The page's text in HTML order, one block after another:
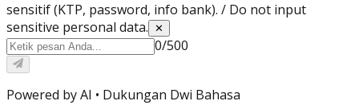
sensitif (KTP, password, info bank). / Do not input
sensitive personal data.
✕
0/500
Powered by AI • Dukungan Dwi Bahasa